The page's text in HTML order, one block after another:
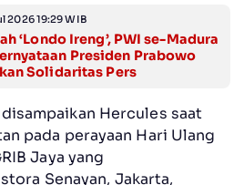
2026 19:29 WIB
‘Londo Ireng’, PWI se-Madura
Presiden Prabowo
Solidaritas Pers
Hercules saat
pada perayaan Hari Ulang
Jaya yang
Senayan, Jakarta,